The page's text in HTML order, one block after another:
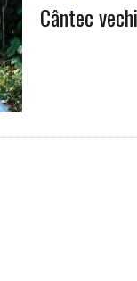
Cântec